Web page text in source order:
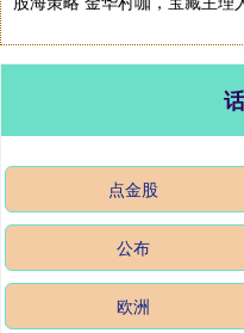
点金股
公布
欧洲